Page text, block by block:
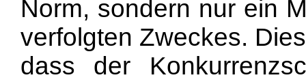
Norm, sondern nur ein
verfolgten Zweckes.
dass der